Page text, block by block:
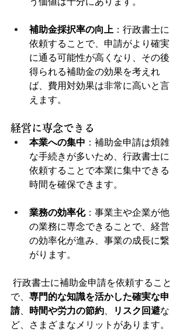
補助金採択率の向上 ：行政書士に
依頼することで、申請がより確実
に通る可能性が高くなり、その後
得られる補助金の効果を考えれ
ば、費用対効果は非常に高いと言
えます。
経営に専念できる
本業への集中 ：補助金申請は煩雑
な手続きが多いため、行政書士に
依頼することで本業に集中できる
時間を確保できます。
業務の効率化：事業主や企業が他
の業務に専念できることで、経営
の効率化が進み、事業の成長に繋
がります。
行政書士に補助金申請を依頼すること
で、 専門的な知識を活かした確実な申
請、 時間や労力の節約 リスク回避な
ど、さまざまなメリットがあります。